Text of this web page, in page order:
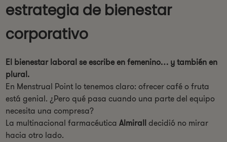
estrategia de bienestar
corporativo
El bienestar laboral se escribe en femenino… y también en
plural.
En Menstrual Point lo tenemos claro: ofrecer café o fruta
está genial. ¿Pero qué pasa cuando una parte del equipo
necesita una compresa?
La multinacional farmacéuticaAlmiralldecidió no mirar
hacia otro lado.